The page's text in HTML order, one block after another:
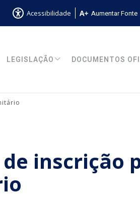
Acessibilidade Aumentar Fonte
LEGISLAÇÃO DOCUMENTOS
inscrição